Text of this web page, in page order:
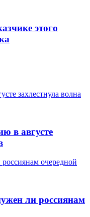
этого
захлестнула волна
в августе
очередной
ли россиянам